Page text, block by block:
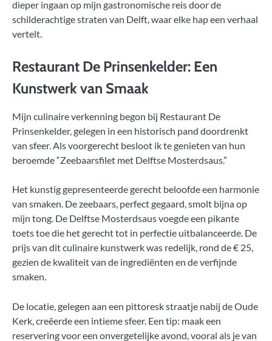
dieper ingaan op mijn gastronomische reis door de
schilderachtige straten van Delft, waar elke hap een verhaal
vertelt.
Restaurant De Prinsenkelder: Een
Kunstwerk van Smaak
Mijn culinaire verkenning begon bij Restaurant De
Prinsenkelder, gelegen in een historisch pand doordrenkt
van sfeer. Als voorgerecht besloot ik te genieten van hun
beroemde “Zeebaarsfilet met Delftse Mosterdsaus.”
Het kunstig gepresenteerde gerecht beloofde een harmonie
van smaken. De zeebaars, perfect gegaard, smolt bijna op
mijn tong. De Delftse Mosterdsaus voegde een pikante
toets toe die het gerecht tot in perfectie uitbalanceerde. De
prijs van dit culinaire kunstwerk was redelijk, rond de € 25,
gezien de kwaliteit van de ingrediënten en de verfijnde
smaken.
De locatie, gelegen aan een pittoresk straatje nabij de Oude
Kerk, creëerde een intieme sfeer. Een tip: maak een
reservering voor een onvergetelijke avond, vooral als je van